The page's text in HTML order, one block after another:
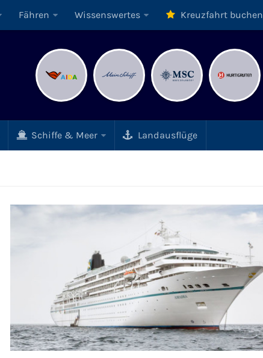
Fähren Wissenswertes Kreuzfahrt buchen
Schiffe & Meer Landausflüge